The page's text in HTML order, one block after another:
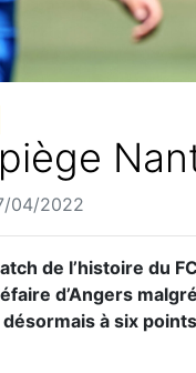
04/2022
de l’histoire du
d’Angers
à six